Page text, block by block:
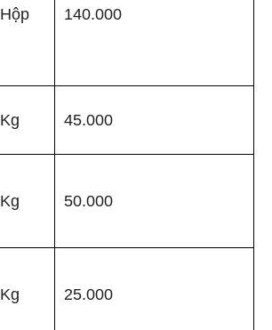
Hộp 140.000
Kg 45.000
Kg 50.000
Kg 25.000